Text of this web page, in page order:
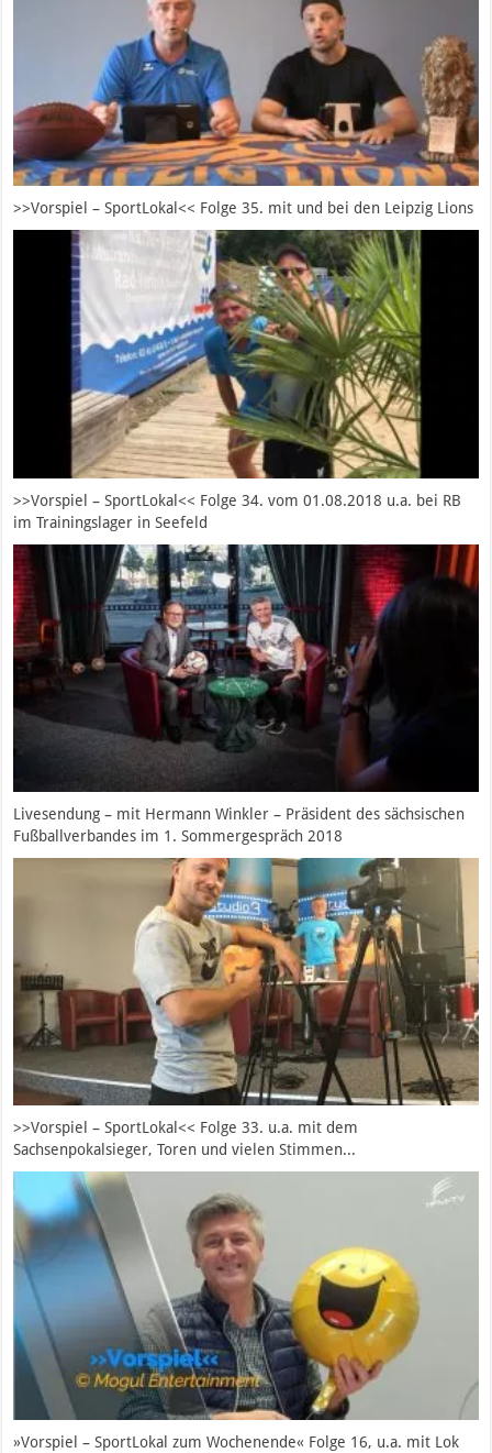
>>Vorspiel – SportLokal<< Folge 35. mit und bei den Leipzig Lions
>>Vorspiel – SportLokal<< Folge 34. vom 01.08.2018 u.a. bei RB
im Trainingslager in Seefeld
Livesendung – mit Hermann Winkler – Präsident des sächsischen
Fußballverbandes im 1. Sommergespräch 2018
>>Vorspiel – SportLokal<< Folge 33. u.a. mit dem
Sachsenpokalsieger, Toren und vielen Stimmen...
»Vorspiel – SportLokal zum Wochenende« Folge 16, u.a. mit Lok